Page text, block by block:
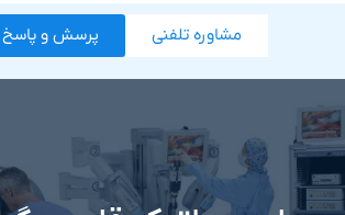
مشاوره تلفنی پرسش و پاسخ